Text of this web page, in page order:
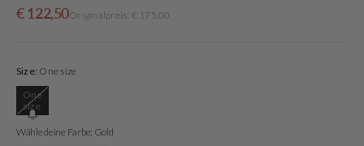
Verkaufspreis
€ 122,50
NormalerOriginalpreis: € 175,00
Size: One size
One
sizeVariante
ausverkauft
oder
nicht
Wähle deine Farbe: Gold